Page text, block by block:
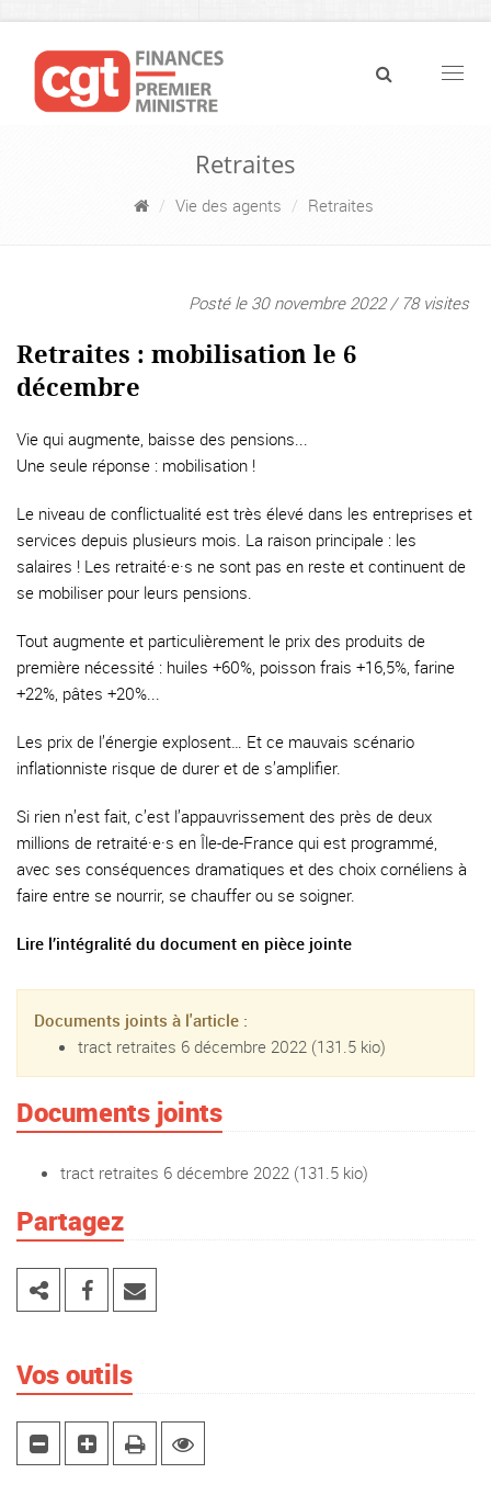
Retraites
Vie des agents Retraites
Posté le 30 novembre 2022 / 78 visites
Retraites : mobilisation le 6
décembre
Vie qui augmente, baisse des pensions...
Une seule réponse : mobilisation !
Le niveau de conflictualité est très élevé dans les entreprises et
services depuis plusieurs mois. La raison principale : les
salaires ! Les retraité·e·s ne sont pas en reste et continuent de
se mobiliser pour leurs pensions.
Tout augmente et particulièrement le prix des produits de
première nécessité : huiles +60%, poisson frais +16,5%, farine
+22%, pâtes +20%...
Les prix de l’énergie explosent… Et ce mauvais scénario
inflationniste risque de durer et de s’amplifier.
Si rien n’est fait, c’est l’appauvrissement des près de deux
millions de retraité·e·s en Île-de-France qui est programmé,
avec ses conséquences dramatiques et des choix cornéliens à
faire entre se nourrir, se chauffer ou se soigner.
Lire l’intégralité du document en pièce jointe
Documents joints à l'article :
tract retraites 6 décembre 2022 (131.5 kio)
Documents joints
tract retraites 6 décembre 2022 (131.5 kio)
Partagez
Vos outils